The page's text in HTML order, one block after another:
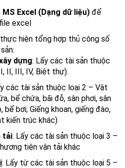
MS Excel (Dạng dữ liệu) để
excel
hiện tổng hợp thủ công số
dựng: Lấy các tài sản thuộc
II, III, IV, Biệt thự).
các tài sản thuộc loại 2 – Vật
bể chứa, bãi đỗ, sân phơi, sân
bể bơi; Giếng khoan, giếng đào,
kiến trúc khác)
tải: Lấy các tài sản thuộc loại 3 –
tiện vận tải khác
: Lấy từ các tài sản thuộc loại 5 –